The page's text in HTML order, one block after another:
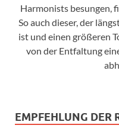
Harmonists besungen,
So auch dieser, der
ist und einen größeren
von der Entfaltung
EMPFEHLUNG DER